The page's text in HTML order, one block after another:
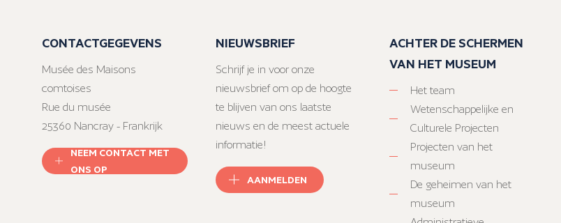
CONTACTGEGEVENS
Musée des Maisons
comtoises
Rue du musée
25360 Nancray - Frankrijk
NEEM CONTACT MET
ONS OP
NIEUWSBRIEF
Schrijf je in voor onze
nieuwsbrief om op de hoogte
te blijven van ons laatste
nieuws en de meest actuele
informatie!
AANMELDEN
ACHTER DE SCHERMEN
VAN HET MUSEUM
Het team
Wetenschappelijke en
Culturele Projecten
Projecten van het
museum
De geheimen van het
museum